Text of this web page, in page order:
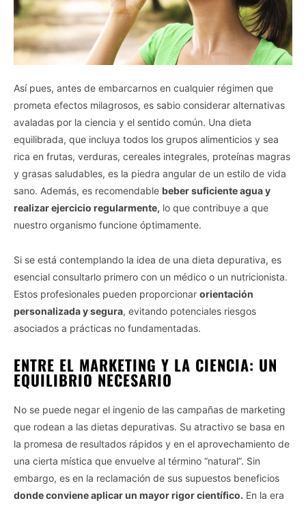
Así pues, antes de embarcarnos en cualquier régimen que
prometa efectos milagrosos, es sabio considerar alternativas
avaladas por la ciencia y el sentido común. Una dieta
equilibrada, que incluya todos los grupos alimenticios y sea
rica en frutas, verduras, cereales integrales, proteínas magras
y grasas saludables, es la piedra angular de un estilo de vida
sano. Además, es recomendable beber suficiente agua y
realizar ejercicio regularmente, lo que contribuye a que
nuestro organismo funcione óptimamente.
Si se está contemplando la idea de una dieta depurativa, es
esencial consultarlo primero con un médico o un nutricionista.
Estos profesionales pueden proporcionar orientación
personalizada y segura, evitando potenciales riesgos
asociados a prácticas no fundamentadas.
ENTRE EL MARKETING Y LA CIENCIA: UN
EQUILIBRIO NECESARIO
No se puede negar el ingenio de las campañas de marketing
que rodean a las dietas depurativas. Su atractivo se basa en
la promesa de resultados rápidos y en el aprovechamiento de
una cierta mística que envuelve al término “natural”. Sin
embargo, es en la reclamación de sus supuestos beneficios
donde conviene aplicar un mayor rigor científico. En la era